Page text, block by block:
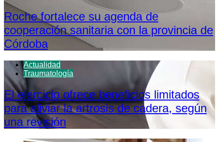
Roche fortalece su agenda de
cooperación sanitaria con la provincia de
Córdoba
Actualidad
Traumatología
El ejercicio ofrece beneficios limitados
para aliviar la artrosis de cadera, según
una revisión